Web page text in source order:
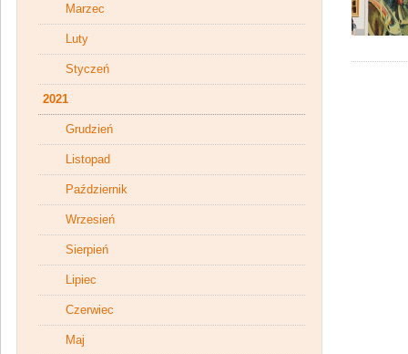
Marzec
Luty
Styczeń
2021
Grudzień
Listopad
Październik
Wrzesień
Sierpień
Lipiec
Czerwiec
Maj